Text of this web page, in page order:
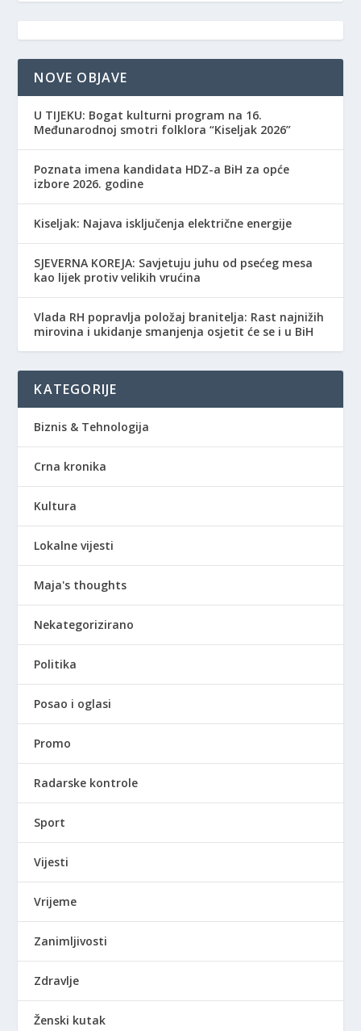
NOVE OBJAVE
​U TIJEKU: Bogat kulturni program na 16.
Međunarodnoj smotri folklora “Kiseljak 2026”
Poznata imena kandidata HDZ-a BiH za opće
izbore 2026. godine
Kiseljak: Najava isključenja električne energije
SJEVERNA KOREJA: Savjetuju juhu od psećeg mesa
kao lijek protiv velikih vrućina
Vlada RH popravlja položaj branitelja: Rast najnižih
mirovina i ukidanje smanjenja osjetit će se i u BiH
KATEGORIJE
Biznis & Tehnologija
Crna kronika
Kultura
Lokalne vijesti
Maja's thoughts
Nekategorizirano
Politika
Posao i oglasi
Promo
Radarske kontrole
Sport
Vijesti
Vrijeme
Zanimljivosti
Zdravlje
Ženski kutak